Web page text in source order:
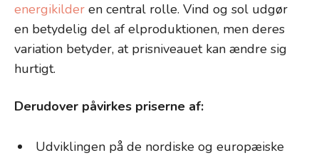
energikilder en central rolle. Vind og sol udgør
en betydelig del af elproduktionen, men deres
variation betyder, at prisniveauet kan ændre sig
hurtigt.
Derudover påvirkes priserne af:
Udviklingen på de nordiske og europæiske